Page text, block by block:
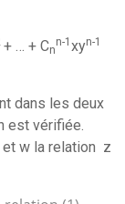
+ … + Cn
n-1 xyn-1
dans les deux
est vérifiée.
w la relation z